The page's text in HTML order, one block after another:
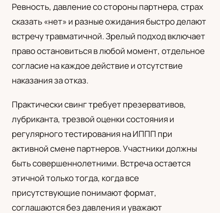
Ревность, давление со стороны партнера, страх
сказать «нет» и разные ожидания быстро делают
встречу травматичной. Зрелый подход включает
право остановиться в любой момент, отдельное
согласие на каждое действие и отсутствие
наказания за отказ.
Практически свинг требует презервативов,
лубриканта, трезвой оценки состояния и
регулярного тестирования на ИППП при
активной смене партнеров. Участники должны
быть совершеннолетними. Встреча остается
этичной только тогда, когда все
присутствующие понимают формат,
соглашаются без давления и уважают